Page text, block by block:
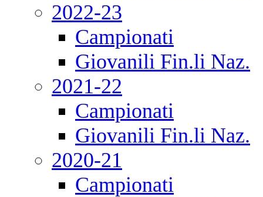
2022-23
Campionati
Giovanili Fin.li Naz.
2021-22
Campionati
Giovanili Fin.li Naz.
2020-21
Campionati